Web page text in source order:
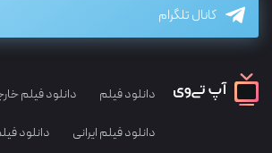
کانال تلگرام
دانلود فیلم دانلود فیلم
دانلود فیلم ایرانی دانلود